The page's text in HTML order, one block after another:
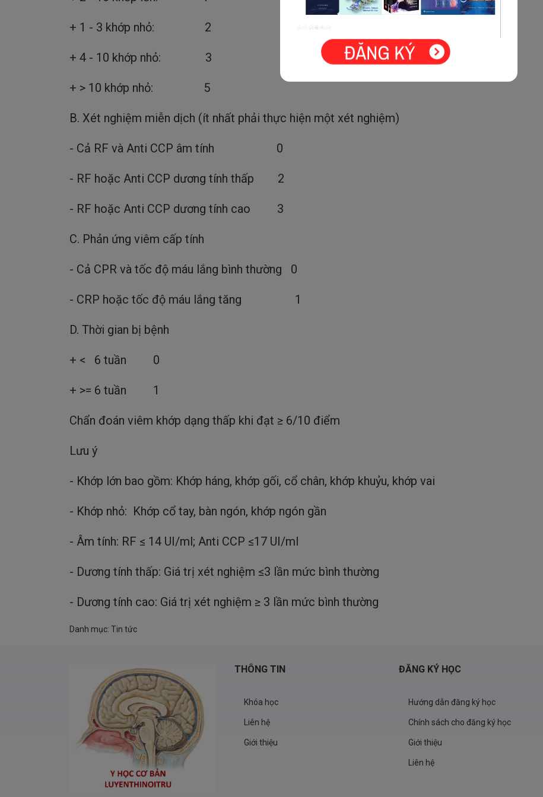
+ 1 - 3 khớp nhỏ: 2
+ 4 - 10 khớp nhỏ: 3
+ > 10 khớp nhỏ: 5
B. Xét nghiệm miễn dịch (ít nhất phải thực hiện một xét nghiệm)
- Cả RF và Anti CCP âm tính 0
- RF hoặc Anti CCP dương tính thấp 2
- RF hoặc Anti CCP dương tính cao 3
C. Phản ứng viêm cấp tính
- Cả CPR và tốc độ máu lắng bình thường 0
- CRP hoặc tốc độ máu lắng tăng 1
D. Thời gian bị bệnh
+ < 6 tuần 0
+ >= 6 tuần 1
Chẩn đoán viêm khớp dạng thấp khi đạt ≥ 6/10 điểm
Lưu ý
- Khớp lớn bao gồm: Khớp háng, khớp gối, cổ chân, khớp khuỷu, khớp vai
- Khớp nhỏ: Khớp cổ tay, bàn ngón, khớp ngón gần
- Âm tính: RF ≤ 14 UI/ml; Anti CCP ≤17 UI/ml
- Dương tính thấp: Giá trị xét nghiệm ≤3 lần mức bình thường
- Dương tính cao: Giá trị xét nghiệm ≥ 3 lần mức bình thường
Danh mục: Tin tức
THÔNG TIN
Khóa học
Liên hệ
Giới thiệu
ĐĂNG KÝ HỌC
Hướng dẫn đăng ký học
Chính sách cho đăng ký học
Giới thiệu
Liên hệ